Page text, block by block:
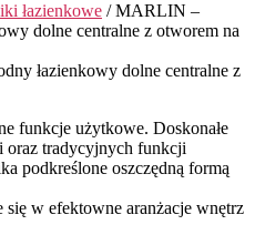
łazienkowe / MARLIN –
dolne centralne z otworem na
łazienkowy dolne centralne z
funkcje użytkowe. Doskonałe
oraz tradycyjnych funkcji
podkreślone oszczędną formą
w efektowne aranżacje wnętrz